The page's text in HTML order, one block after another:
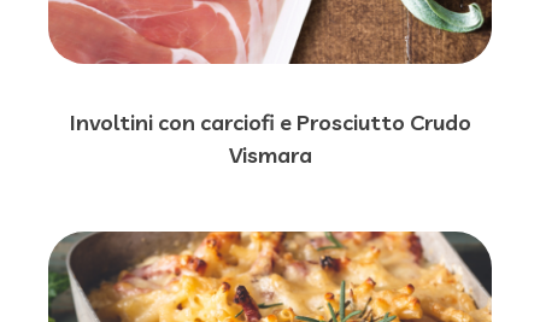
Involtini con carciofi e Prosciutto Crudo
Vismara